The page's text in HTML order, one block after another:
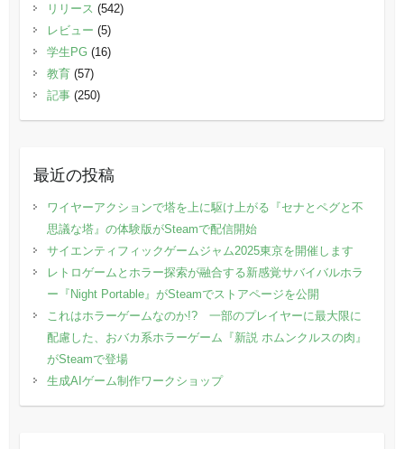
リリース (542)
レビュー (5)
学生PG(16)
教育(57)
記事(250)
最近の投稿
ワイヤーアクションで塔を上に駆け上がる『セナとペグと不
思議な塔』の体験版がSteamで配信開始
サイエンティフィックゲームジャム2025東京を開催します
レトロゲームとホラー探索が融合する新感覚サバイバルホラ
ー『Night Portable』がSteamでストアページを公開
これはホラーゲームなのか!? 一部のプレイヤーに最大限に
配慮した、おバカ系ホラーゲーム『新説 ホムンクルスの肉』
がSteamで登場
生成AIゲーム制作ワークショップ